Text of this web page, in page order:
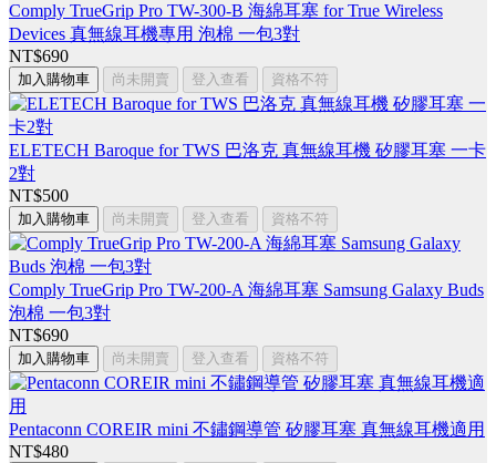
Comply TrueGrip Pro TW-300-B 海綿耳塞 for True Wireless
Devices 真無線耳機專用 泡棉 一包3對
NT$690
加入購物車 尚未開賣 登入查看 資格不符
ELETECH Baroque for TWS 巴洛克 真無線耳機 矽膠耳塞 一卡
2對
NT$500
加入購物車 尚未開賣 登入查看 資格不符
Comply TrueGrip Pro TW-200-A 海綿耳塞 Samsung Galaxy Buds
泡棉 一包3對
NT$690
加入購物車 尚未開賣 登入查看 資格不符
Pentaconn COREIR mini 不鏽鋼導管 矽膠耳塞 真無線耳機適用
NT$480